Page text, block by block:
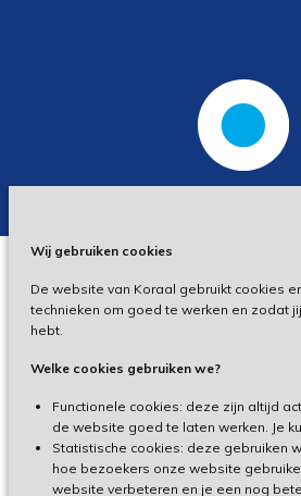
Wij gebruiken cookies
De website van Koraal gebruikt cookies
technieken om goed te werken en zodat
hebt.
Welke cookies gebruiken we?
Functionele cookies: deze zijn altijd
de website goed te laten werken. Je
Statistische cookies: deze gebruiken
hoe bezoekers onze website
website verbeteren en je een nog
Privacy